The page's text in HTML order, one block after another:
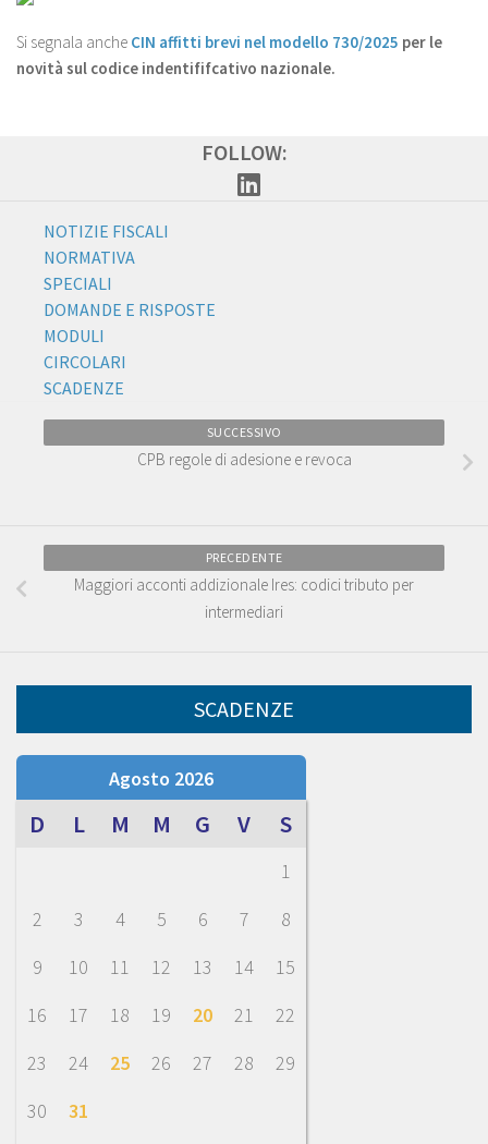
Si segnala anche CIN affitti brevi nel modello 730/2025 per le
novità sul codice indentififcativo nazionale.
FOLLOW:
NOTIZIE FISCALI
NORMATIVA
SPECIALI
DOMANDE E RISPOSTE
MODULI
CIRCOLARI
SCADENZE
SUCCESSIVO
CPB regole di adesione e revoca
PRECEDENTE
Maggiori acconti addizionale Ires: codici tributo per
intermediari
SCADENZE
Agosto 2026
D L M M G V S
1
2
3 4 5 6 7
8
9
10 11 12 13 14
15
16
17 18 19 20 21
22
23
24 25 26 27 28
29
30
31